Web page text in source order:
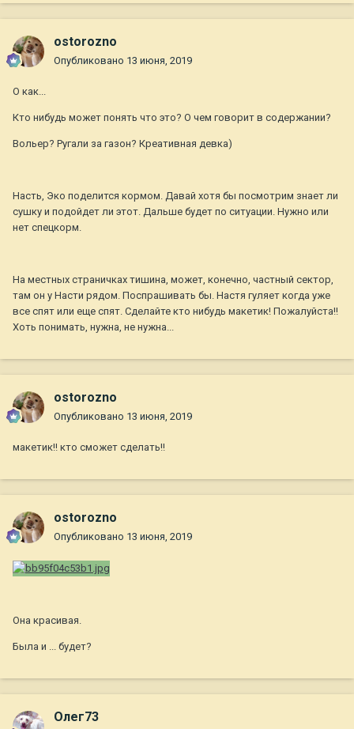
ostorozno
Опубликовано 13 июня, 2019
О как...
Кто нибудь может понять что это? О чем говорит в содержании?
Вольер? Ругали за газон? Креативная девка)
Насть, Эко поделится кормом. Давай хотя бы посмотрим знает ли
сушку и подойдет ли этот. Дальше будет по ситуации. Нужно или
нет спецкорм.
На местных страничках тишина, может, конечно, частный сектор,
там он у Насти рядом. Поспрашивать бы. Настя гуляет когда уже
все спят или еще спят. Сделайте кто нибудь макетик! Пожалуйста!!
Хоть понимать, нужна, не нужна...
ostorozno
Опубликовано 13 июня, 2019
макетик!! кто сможет сделать!!
ostorozno
Опубликовано 13 июня, 2019
Она красивая.
Была и ... будет?
Олег73